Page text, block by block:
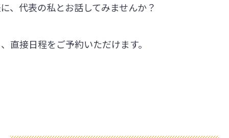
、代表の私とお話してみませんか？
直接日程をご予約いただけます。